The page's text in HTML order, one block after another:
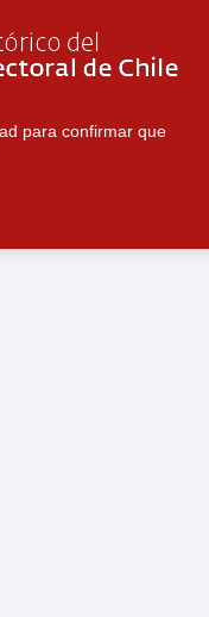
para confirmar que